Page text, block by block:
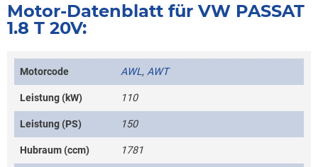
Motor-Datenblatt für VW PASSAT
1.8 T 20V:
Motorcode AWL, AWT
Leistung (kW) 110
Leistung (PS) 150
Hubraum (ccm) 1781